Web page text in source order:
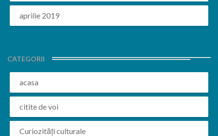
aprilie 2019
CATEGORII
acasa
citite de voi
Curiozități culturale